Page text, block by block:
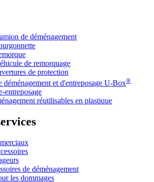
de déménagement
de remorquage
de protection
déménagement et d'entreposage U-Box®
entreposage
réutilisables en plastique
de déménagement
les dommages